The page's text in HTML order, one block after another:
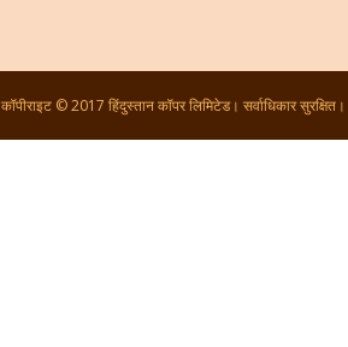
कॉपीराइट © 2017 हिंदुस्तान कॉपर लिमिटेड। सर्वाधिकार सुरक्षित।